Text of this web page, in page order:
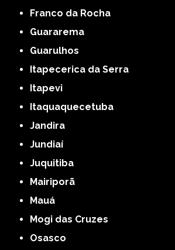
Franco da Rocha
Guararema
Guarulhos
Itapecerica da Serra
Itapevi
Itaquaquecetuba
Jandira
Jundiaí
Juquitiba
Mairiporã
Mauá
Mogi das Cruzes
Osasco